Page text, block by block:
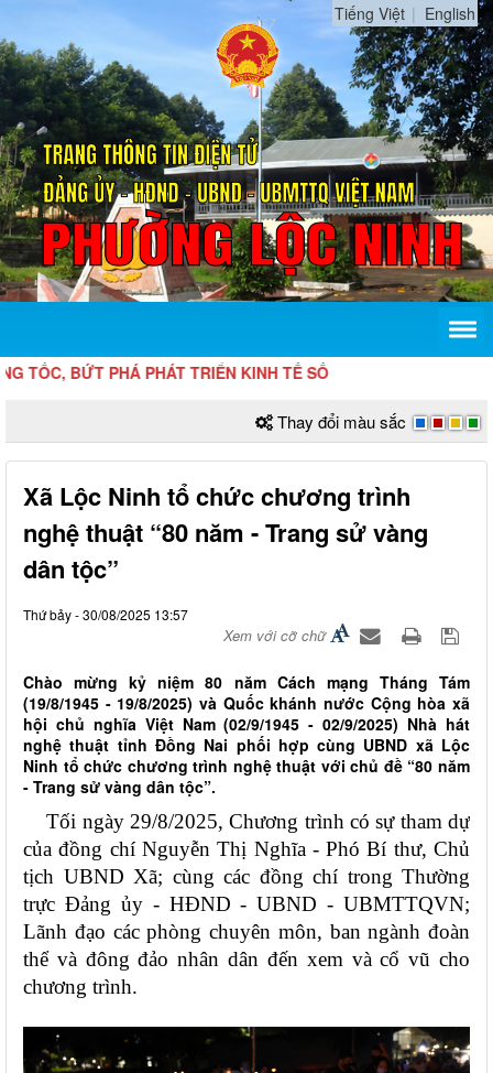
Tiếng Việt English
TRÌNH ĐỂ TĂNG TỐC, BỨT
Thay đổi màu sắc
Xã Lộc Ninh tổ chức chương trình
nghệ thuật “80 năm - Trang sử vàng
dân tộc”
Thứ bảy - 30/08/2025 13:57
Xem với cỡ chữ
Chào mừng kỷ niệm 80 năm Cách mạng Tháng Tám
(19/8/1945 - 19/8/2025) và Quốc khánh nước Cộng hòa xã
hội chủ nghĩa Việt Nam (02/9/1945 - 02/9/2025) Nhà hát
nghệ thuật tỉnh Đồng Nai phối hợp cùng UBND xã Lộc
Ninh tổ chức chương trình nghệ thuật với chủ đề “80 năm
- Trang sử vàng dân tộc”.
Tối ngày 29/8/2025, Chương trình có sự tham dự
của đồng chí Nguyễn Thị Nghĩa - Phó Bí thư, Chủ
tịch UBND Xã; cùng các đồng chí trong Thường
trực Đảng ủy - HĐND - UBND - UBMTTQVN;
Lãnh đạo các phòng chuyên môn, ban ngành đoàn
thể và đông đảo nhân dân đến xem và cổ vũ cho
chương trình.